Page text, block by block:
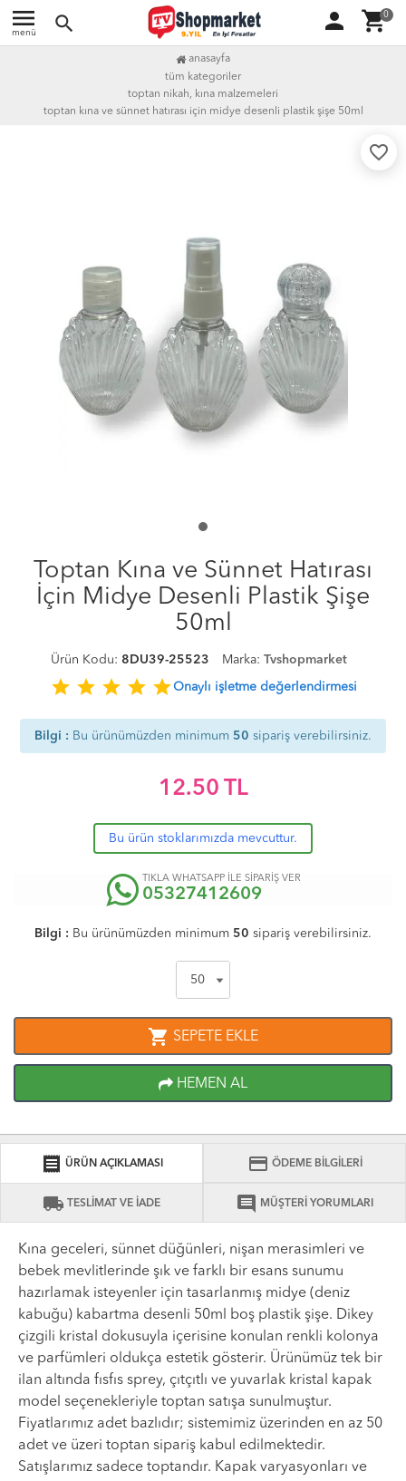
menu
menü search person shopping_cart0
anasayfa
tüm kategoriler
toptan nikah, kına malzemeleri
toptan kına ve sünnet hatırası i̇çin midye desenli plastik şişe 50ml
favorite_border
Toptan Kına ve Sünnet Hatırası
İçin Midye Desenli Plastik Şişe
50ml
Ürün Kodu: 8DU39-25523 Marka: Tvshopmarket
star star star star starOnaylı işletme değerlendirmesi
Bilgi : Bu ürünümüzden minimum 50 sipariş verebilirsiniz.
12.50 TL
Bu ürün stoklarımızda mevcuttur.
TIKLA WHATSAPP İLE SİPARİŞ VER
05327412609
Bilgi : Bu ürünümüzden minimum 50 sipariş verebilirsiniz.
shopping_cart SEPETE EKLE
HEMEN AL
receipt ÜRÜN AÇIKLAMASI credit_card ÖDEME BİLGİLERİ
local_shipping TESLİMAT VE İADE comment MÜŞTERİ YORUMLARI
Kına geceleri, sünnet düğünleri, nişan merasimleri ve
bebek mevlitlerinde şık ve farklı bir esans sunumu
hazırlamak isteyenler için tasarlanmış midye (deniz
kabuğu) kabartma desenli 50ml boş plastik şişe. Dikey
çizgili kristal dokusuyla içerisine konulan renkli kolonya
ve parfümleri oldukça estetik gösterir. Ürünümüz tek bir
ilan altında fısfıs sprey, çıtçıtlı ve yuvarlak kristal kapak
model seçenekleriyle toptan satışa sunulmuştur.
Fiyatlarımız adet bazlıdır; sistemimiz üzerinden en az 50
adet ve üzeri toptan sipariş kabul edilmektedir.
Satışlarımız sadece toptandır. Kapak varyasyonları ve